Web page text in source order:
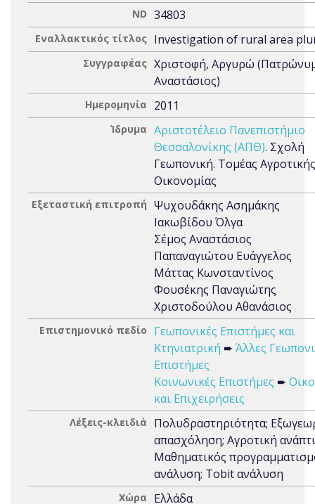
ND 34803
Εναλλακτικός τίτλος Investigation of rural area
Συγγραφέας Χριστοφή, Αργυρώ
Αναστάσιος)
Ημερομηνία 2011
Ίδρυμα Αριστοτέλειο Πανεπιστήμιο
Θεσσαλονίκης (ΑΠΘ). Σχολή
Γεωπονική. Τομέας Αγροτικής
Οικονομίας
Εξεταστική επιτροπή Ψυχουδάκης Ασημάκης
Ιακωβίδου Όλγα
Σέμος Αναστάσιος
Παπαναγιώτου Ευάγγελος
Μάττας Κωνσταντίνος
Φουσέκης Παναγιώτης
Χριστοδούλου Αθανάσιος
Επιστημονικό πεδίο
Γεωπονικές Επιστήμες και
Κτηνιατρική ➨ Άλλες
Επιστήμες
Κοινωνικές Επιστήμες ➨
και Επιχειρήσεις
Λέξεις-κλειδιά
Πολυδραστηριότητα;
απασχόληση; Αγροτική
Μαθηματικός
ανάλυση; Tobit ανάλυση
Χώρα Ελλάδα